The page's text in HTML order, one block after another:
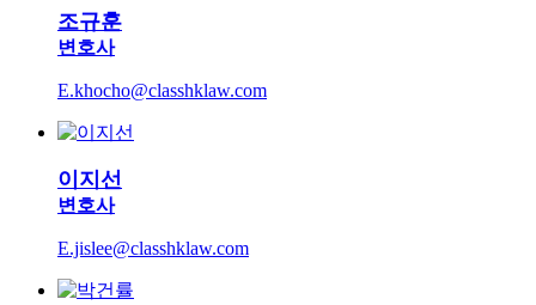
조규훈
변호사
E.khocho@classhklaw.com
이지선
변호사
E.jislee@classhklaw.com